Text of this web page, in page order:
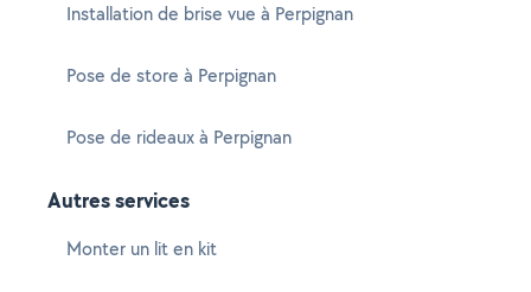
Installation de brise vue à Perpignan
Pose de store à Perpignan
Pose de rideaux à Perpignan
Autres services
Monter un lit en kit